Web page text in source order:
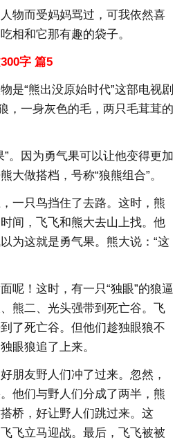
物而受妈妈骂过，可我依然喜
相和它那有趣的袋子。
字 篇5
是“熊出没原始时代”这部电视剧
，一身灰色的毛，两只毛茸茸的
”。因为勇气果可以让他变得更加
大做搭档，号称“狼熊组合”。
一只鸟挡住了去路。这时，熊
间，飞飞和熊大去山上找。他
为这就是勇气果。熊大说：“这
呢！这时，有一只“独眼”的狼逼
熊二、光头强带到死亡谷。飞
了死亡谷。但他们趁独眼狼不
眼狼追了上来。
朋友野人们冲了过来。忽然，
他们与野人们分成了两半，熊
桥，好让野人们跳过来。这
飞立马迎战。最后，飞飞被被